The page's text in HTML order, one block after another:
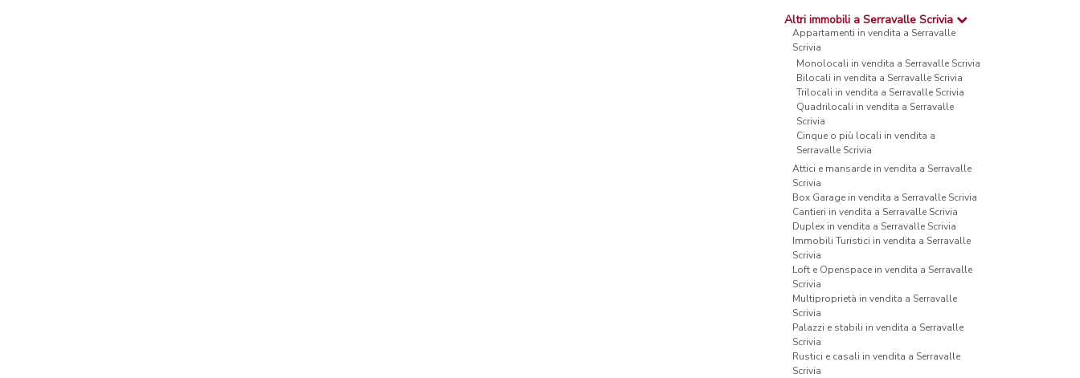
Altri immobili a Serravalle Scrivia
Appartamenti in vendita a Serravalle
Scrivia
Monolocali in vendita a Serravalle Scrivia
Bilocali in vendita a Serravalle Scrivia
Trilocali in vendita a Serravalle Scrivia
Quadrilocali in vendita a Serravalle
Scrivia
Cinque o più locali in vendita a
Serravalle Scrivia
Attici e mansarde in vendita a Serravalle
Scrivia
Box Garage in vendita a Serravalle Scrivia
Cantieri in vendita a Serravalle Scrivia
Duplex in vendita a Serravalle Scrivia
Immobili Turistici in vendita a Serravalle
Scrivia
Loft e Openspace in vendita a Serravalle
Scrivia
Multiproprietà in vendita a Serravalle
Scrivia
Palazzi e stabili in vendita a Serravalle
Scrivia
Rustici e casali in vendita a Serravalle
Scrivia